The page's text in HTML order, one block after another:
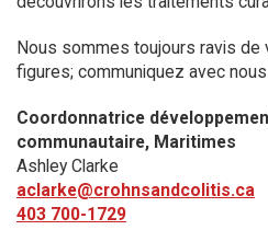
Nous sommes toujours ravis de
figures; communiquez avec nous
Coordonnatrice
communautaire, Maritimes
Ashley Clarke
aclarke@crohnsandcolitis.ca
403 700-1729